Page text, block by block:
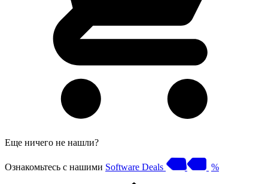
Еще ничего не нашли?
Ознакомьтесь с нашими Software Deals %